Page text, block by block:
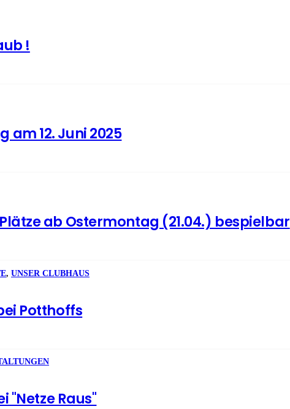
!
am 12. Juni 2025
ab Ostermontag (21.04.) bespielbar
, UNSER CLUBHAUS
Potthoffs
"Netze Raus"